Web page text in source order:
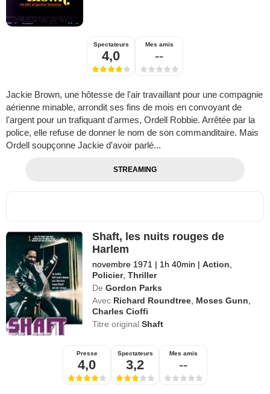
Spectateurs
4,0
Mes amis
--
Jackie Brown, une hôtesse de l'air travaillant pour une compagnie
aérienne minable, arrondit ses fins de mois en convoyant de
l'argent pour un trafiquant d'armes, Ordell Robbie. Arrêtée par la
police, elle refuse de donner le nom de son commanditaire. Mais
Ordell soupçonne Jackie d'avoir parlé...
STREAMING
Shaft, les nuits rouges de
Harlem
novembre 1971 | 1h 40min | Action
Policier,Thriller
De Gordon Parks
Avec Richard Roundtree Moses Gunn
Charles Cioffi
Titre originalShaft
Presse
4,0
Spectateurs
3,2
Mes amis
--